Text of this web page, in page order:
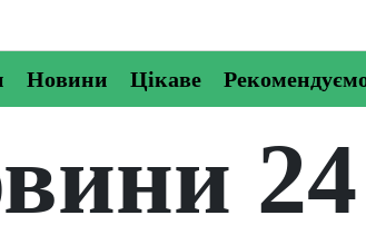
Новини Цікаве
24